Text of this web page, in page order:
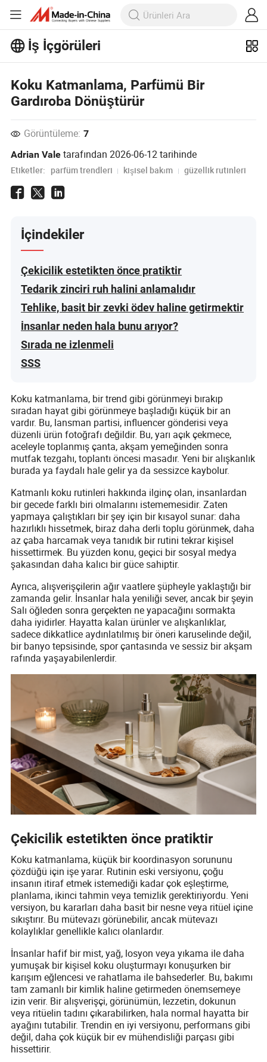
İş İçgörüleri
makaleleri keşfedin!
Daha Fazla Göster
Koku Katmanlama, Parfümü Bir
Gardıroba Dönüştürür
Görüntüleme: 7
Adrian Vale tarafından2026-06-12tarihinde
Etiketler: parfüm trendleri kişisel bakım güzellik rutinleri
İçindekiler
Çekicilik estetikten önce pratiktir
Tedarik zinciri ruh halini anlamalıdır
Tehlike, basit bir zevki ödev haline getirmektir
İnsanlar neden hala bunu arıyor?
Sırada ne izlenmeli
SSS
Koku katmanlama, bir trend gibi görünmeyi bırakıp
sıradan hayat gibi görünmeye başladığı küçük bir an
vardır. Bu, lansman partisi, influencer gönderisi veya
düzenli ürün fotoğrafı değildir. Bu, yarı açık çekmece,
aceleyle toplanmış çanta, akşam yemeğinden sonra
mutfak tezgahı, toplantı öncesi masadır. Yeni bir alışkanlık
burada ya faydalı hale gelir ya da sessizce kaybolur.
Katmanlı koku rutinleri hakkında ilginç olan, insanlardan
bir gecede farklı biri olmalarını istememesidir. Zaten
yapmaya çalıştıkları bir şey için bir kısayol sunar: daha
hazırlıklı hissetmek, biraz daha derli toplu görünmek, daha
az çaba harcamak veya tanıdık bir rutini tekrar kişisel
hissettirmek. Bu yüzden konu, geçici bir sosyal medya
şakasından daha kalıcı bir güce sahiptir.
Ayrıca, alışverişçilerin ağır vaatlere şüpheyle yaklaştığı bir
zamanda gelir. İnsanlar hala yeniliği sever, ancak bir şeyin
Salı öğleden sonra gerçekten ne yapacağını sormakta
daha iyidirler. Hayatta kalan ürünler ve alışkanlıklar,
sadece dikkatlice aydınlatılmış bir öneri karuselinde değil,
bir banyo tepsisinde, spor çantasında ve sessiz bir akşam
rafında yaşayabilenlerdir.
Çekicilik estetikten önce pratiktir
Koku katmanlama, küçük bir koordinasyon sorununu
çözdüğü için işe yarar. Rutinin eski versiyonu, çoğu
insanın itiraf etmek istemediği kadar çok eşleştirme,
planlama, ikinci tahmin veya temizlik gerektiriyordu. Yeni
versiyon, bu kararları daha basit bir nesne veya ritüel içine
sıkıştırır. Bu mütevazı görünebilir, ancak mütevazı
kolaylıklar genellikle kalıcı olanlardır.
İnsanlar hafif bir mist, yağ, losyon veya yıkama ile daha
yumuşak bir kişisel koku oluşturmayı konuşurken bir
karışım eğlencesi ve rahatlama ile bahsederler. Bu, bakımı
tam zamanlı bir kimlik haline getirmeden önemsemeye
izin verir. Bir alışverişçi, görünümün, lezzetin, dokunun
veya ritüelin tadını çıkarabilirken, hala normal hayatta bir
ayağını tutabilir. Trendin en iyi versiyonu, performans gibi
değil, daha çok küçük bir ev mühendisliği parçası gibi
hissettirir.